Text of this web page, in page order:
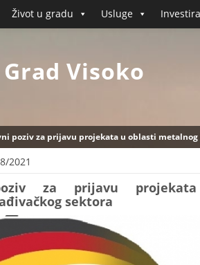
Život u gradu Usluge
Grad Visoko
poziv za prijavu projekata u oblasti
2021
za prijavu
sektora